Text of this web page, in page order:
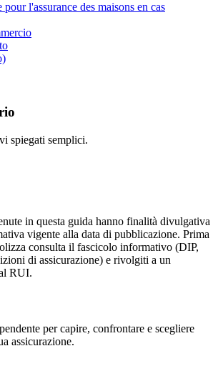
pour l'assurance des maisons en cas
spiegati semplici.
in questa guida hanno finalità divulgativa
vigente alla data di pubblicazione. Prima
consulta il fascicolo informativo (DIP,
di assicurazione) e rivolgiti a un
RUI.
per capire, confrontare e scegliere
assicurazione.